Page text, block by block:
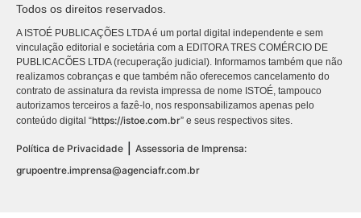
Todos os direitos reservados.
A ISTOÉ PUBLICAÇÕES LTDA é um portal digital independente e sem
vinculação editorial e societária com a EDITORA TRES COMÉRCIO DE
PUBLICACÕES LTDA (recuperação judicial). Informamos também que não
realizamos cobranças e que também não oferecemos cancelamento do
contrato de assinatura da revista impressa de nome ISTOÉ, tampouco
autorizamos terceiros a fazê-lo, nos responsabilizamos apenas pelo
conteúdo digital “https://istoe.com.br” e seus respectivos sites.
Política de Privacidade
Assessoria de Imprensa:
grupoentre.imprensa@agenciafr.com.br